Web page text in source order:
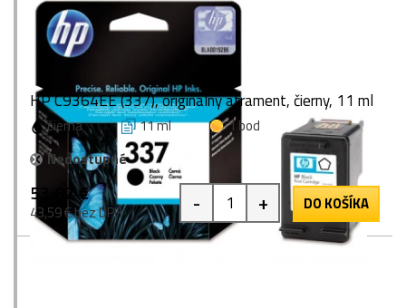
HP C9364EE (337), originálny atrament, čierny, 11 ml
čierna 11 ml
1 bod
Nedostupné
53,62 €
43,59 € bez DPH - + DO KOŠÍKA